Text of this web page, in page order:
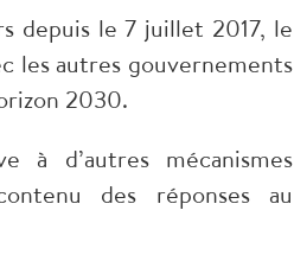
depuis le 7 juillet 2017, le
les autres gouvernements
2030.
d’autres mécanismes
des réponses au